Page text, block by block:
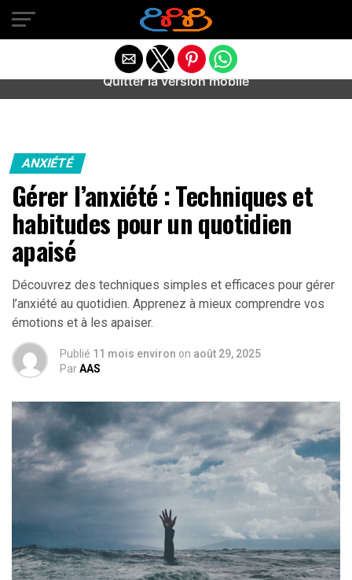
Warning
: preg_match(): Unknown modifier '/' in
/home/u589487443/domains/aideanxietestress.fr/
content/plugins/idev-post-views/includes/class-bots.php
ANXIÉTÉ
Gérer l’anxiété : Techniques et
habitudes pour un quotidien
apaisé
Découvrez des techniques simples et efficaces pour gérer
l’anxiété au quotidien. Apprenez à mieux comprendre vos
émotions et à les apaiser.
Publié 11 mois environ on août 29, 2025
ParAAS
Quitter la version mobile